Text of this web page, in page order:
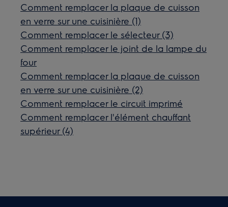
Comment remplacer la plaque de cuisson
en verre sur une cuisinière (1)
Comment remplacer le sélecteur (3)
Comment remplacer le joint de la lampe du
four
Comment remplacer la plaque de cuisson
en verre sur une cuisinière (2)
Comment remplacer le circuit imprimé
Comment remplacer l'élément chauffant
supérieur (4)